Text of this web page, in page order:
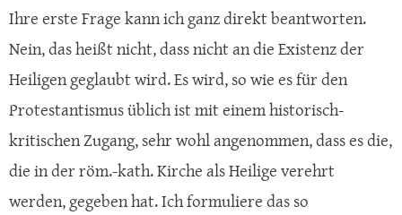
Ihre erste Frage kann ich ganz direkt beantworten.
Nein, das heißt nicht, dass nicht an die Existenz der
Heiligen geglaubt wird. Es wird, so wie es für den
Protestantismus üblich ist mit einem historisch-
kritischen Zugang, sehr wohl angenommen, dass es die,
die in der röm.-kath. Kirche als Heilige verehrt
werden, gegeben hat. Ich formuliere das so